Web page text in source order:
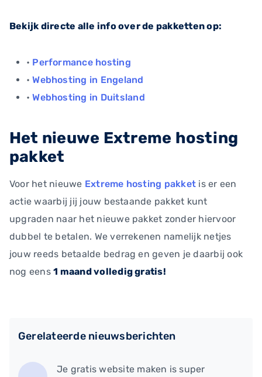
Bekijk directe alle info over de pakketten op:
• Performance hosting
•Webhosting in Engeland
•Webhosting in Duitsland
Het nieuwe Extreme hosting
pakket
Voor het nieuwe Extreme hosting pakket is er een
actie waarbij jij jouw bestaande pakket kunt
upgraden naar het nieuwe pakket zonder hiervoor
dubbel te betalen. We verrekenen namelijk netjes
jouw reeds betaalde bedrag en geven je daarbij ook
nog eens1 maand volledig gratis!
Gerelateerde nieuwsberichten
​Je gratis website maken is super